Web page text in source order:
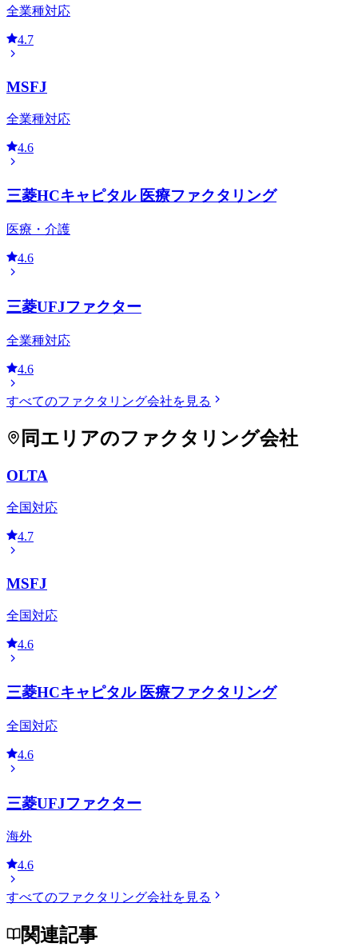
全業種対応
4.7
MSFJ
全業種対応
4.6
三菱HCキャピタル 医療ファクタリング
医療・介護
4.6
三菱UFJファクター
全業種対応
4.6
すべてのファクタリング会社を見る
同エリアのファクタリング会社
OLTA
全国対応
4.7
MSFJ
全国対応
4.6
三菱HCキャピタル 医療ファクタリング
全国対応
4.6
三菱UFJファクター
海外
4.6
すべてのファクタリング会社を見る
関連記事